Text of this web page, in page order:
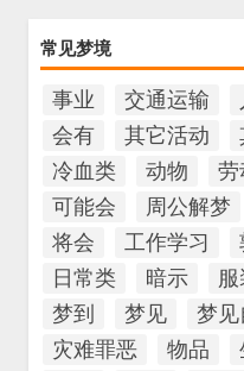
常见梦境
事业 交通运输
会有
其它活动
冷血类
动物 劳
可能会
周公解梦
将会
工作学习
日常类
暗示
梦到
梦见 梦见
灾难罪恶
物品